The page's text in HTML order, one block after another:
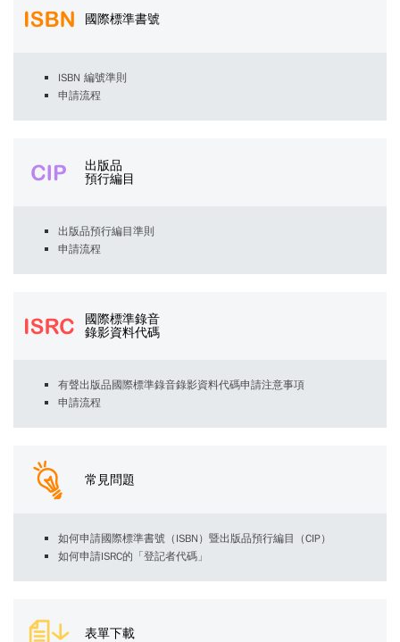
國際標準書號
ISBN 編號準則
申請流程
出版品
預行編目
出版品預行編目準則
申請流程
國際標準錄音
錄影資料代碼
有聲出版品國際標準錄音錄影資料代碼申請注意事項
申請流程
常見問題
如何申請國際標準書號（ISBN）暨出版品預行編目（CIP）
如何申請ISRC的「登記者代碼」
表單下載